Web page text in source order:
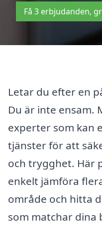
Få 3 erbjudanden,
Letar du efter en
Du är inte ensam.
experter som kan
tjänster för att
och trygghet. Här
enkelt jämföra
område och hitta
som matchar dina